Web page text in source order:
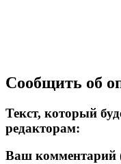
Сообщить об
Текст, который
редакторам:
Ваш комментарий